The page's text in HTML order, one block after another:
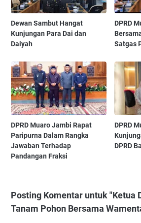
‎Dewan Sambut Hangat
Kunjungan Para Dai dan
Daiyah ‎
‎DPRD
Satgas
‎DPRD Muaro Jambi Rapat
Paripurna Dalam Rangka
Jawaban Terhadap
Pandangan Fraksi ‎
DPRD
DPRD
Posting Komentar untuk "Ketua
Tanam Pohon Bersama